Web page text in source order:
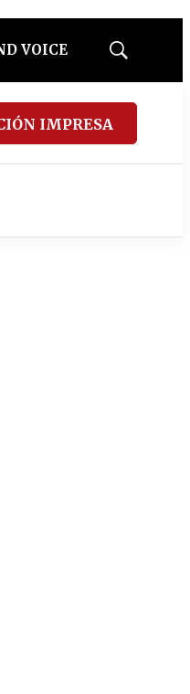
VOICE
Mostrar
IMPRESA